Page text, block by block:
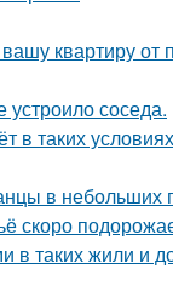
квартиру от
устроило соседа.
в таких
в небольших
скоро
в таких жили и